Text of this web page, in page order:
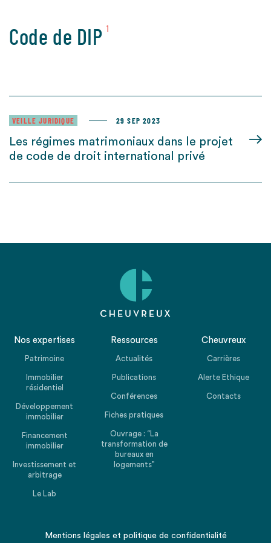
Code de DIP 1
VEILLE JURIDIQUE 29 SEP 2023
Les régimes matrimoniaux dans le projet
de code de droit international privé
Nos expertises
Patrimoine
Immobilier
résidentiel
Développement
immobilier
Financement
immobilier
Investissement et
arbitrage
Le Lab
Ressources
Actualités
Publications
Conférences
Fiches pratiques
Ouvrage : “La
transformation de
bureaux en
logements”
Cheuvreux
Carrières
Alerte Ethique
Contacts
Mentions légales et politique de confidentialité